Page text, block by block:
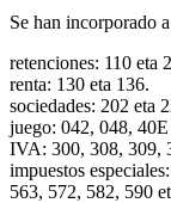
Se han incorporado
retenciones: 110 eta
renta: 130 eta 136.
sociedades: 202 eta
juego: 042, 048, 40E
IVA: 300, 308, 309,
impuestos
563, 572, 582, 590